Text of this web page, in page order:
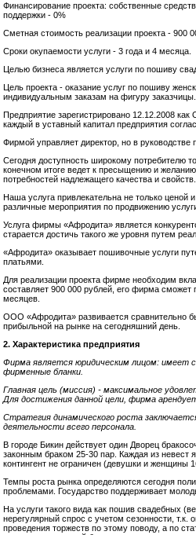
Финансирование проекта: собственные
поддержки - 0%
Сметная стоимость реализации проекта - 900
Сроки окупаемости услуги - 3 года и 4 месяца.
Целью бизнеса является услуги по пошиву
Цель проекта - оказание услуг по пошиву
индивидуальным заказам на фигуру заказчицы.
Предприятие зарегистрировано 12.12.2008
каждый в уставный капитал предприятия
Фирмой управляет директор, но в руководстве
Сегодня доступность широкому потребителю
конечном итоге ведет к пресыщению и
потребностей надлежащего качества и
Наша услуга привлекательна не только
различные мероприятия по продвижению
Услуга фирмы «Афродита» является
старается достичь такого же уровня путем
«Афродита» оказывает пошивочные услуги
платьями.
Для реализации проекта фирме необходим
составляет 900 000 рублей, его фирма сможет
месяцев.
ООО «Афродита» развивается сравнительно
прибыльной на рынке на сегодняшний день.
2. Характеристика предприятия
Фирма является юридическим лицом: имеет
фирменные бланки.
Главная цель (миссия) - максимальное
Для достижения данной цели, фирма
Стратегия динамического роста
деятельности всего персонала.
В городе Бикин действует один Дворец
законным браком 25-30 пар. Каждая из невест
контингент не ограничен (девушки и женщины
Темпы роста рынка определяются сегодня
проблемами. Государство поддерживает
На услуги такого вида как пошив свадебных
нерегулярный спрос с учетом сезонности, т.к.
проведения торжеств по этому поводу, а по